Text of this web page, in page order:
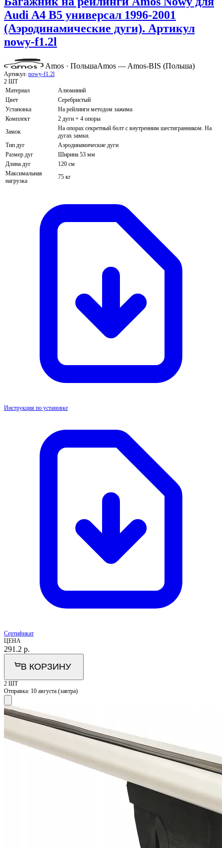
Audi A4 B5 универсал 1996-2001
(Аэродинамические дуги). Артикул
nowy-f1.2l
Amos · ПольшаAmos — Amos-BIS (Польша)
Артикул: nowy-f1.2l
2 ШТ
Материал
Алюминий
Цвет
Серебристый
Установка
На рейлинги методом зажима
Комплект
2 дуги + 4 опоры
Замок
На опорах секретный болт с внутренним шестигранником. На
дугах замки.
Тип дуг
Аэродинамические дуги
Размер дуг
Ширина 53 мм
Длина дуг
120 см
Максимальная
нагрузка
75 кг
Инструкция по установке
Сертификат
ЦЕНА
291.2 р.
В КОРЗИНУ
2 ШТ
Отправка: 10 августа (завтра)